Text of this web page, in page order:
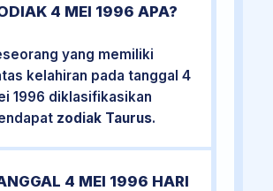
4 MEI 1996 APA?
yang memiliki
kelahiran pada tanggal 4
1996 diklasifikasikan
zodiak Taurus.
4 MEI 1996 HARI